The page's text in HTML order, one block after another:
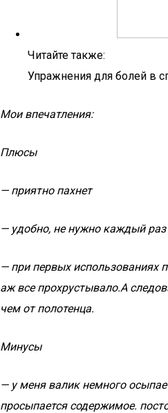
Читайте также:
Упражнения для болей в
Мои впечатления:
Плюсы
— приятно пахнет
— удобно, не нужно каждый раз
— при первых использованиях
аж все прохрустывало.А
чем от полотенца.
Минусы
— у меня валик немного
просыпается содержимое.